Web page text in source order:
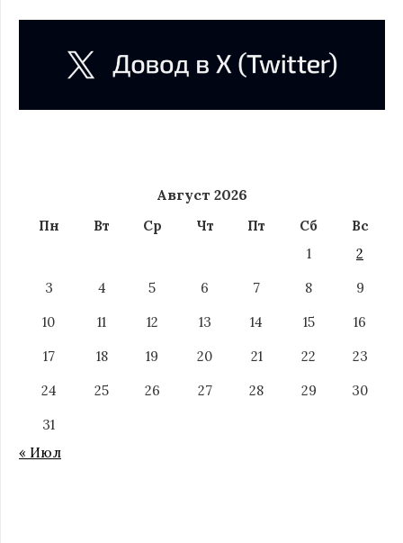
Август 2026
Пн Вт Ср Чт Пт Сб
Вс
1
2
3
4 5 6 7 8
9
10
11 12 13 14 15
16
17
18 19 20 21 22
23
24
25 26 27 28 29
30
31
« Июл